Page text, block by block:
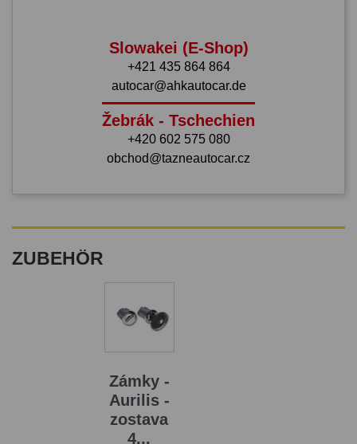
Slowakei (E-Shop)
+421 435 864 864
autocar@ahkautocar.de
Žebrák - Tschechien
+420 602 575 080
obchod@tazneautocar.cz
ZUBEHÖR
Zámky -
Aurilis -
zostava
4...